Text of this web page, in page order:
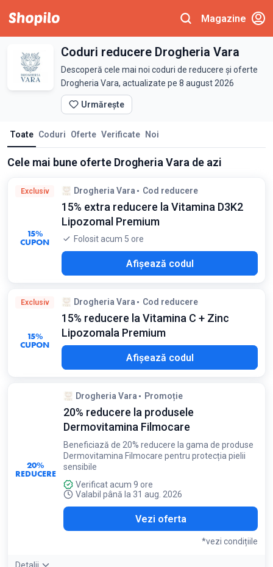
Magazine
Coduri reducere Drogheria Vara
Descoperă cele mai noi coduri de reducere și oferte
Drogheria Vara, actualizate pe 8 august 2026
Urmărește
Toate Coduri Oferte Verificate Noi
Cele mai bune oferte Drogheria Vara de azi
Exclusiv
15%
CUPON
Drogheria Vara Cod reducere
15% extra reducere la Vitamina D3K2
Lipozomal Premium
Folosit acum 5 ore
Afișează codul
Exclusiv
15%
CUPON
Drogheria Vara Cod reducere
15% reducere la Vitamina C + Zinc
Lipozomala Premium
Afișează codul
20%
REDUCERE
Drogheria Vara Promoție
20% reducere la produsele
Dermovitamina Filmocare
Beneficiază de 20% reducere la gama de produse
Dermovitamina Filmocare pentru protecția pielii
sensibile
Verificat acum 9 ore
Valabil până la 31 aug. 2026
Vezi oferta
*vezi condițiile